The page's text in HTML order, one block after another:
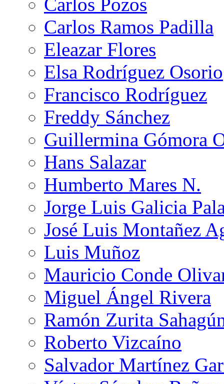
Carlos Ramos Padilla
Eleazar Flores
Elsa Rodríguez Osorio
Francisco Rodríguez
Freddy Sánchez
Guillermina Gómora
Hans Salazar
Humberto Mares N.
Jorge Luis Galicia
José Luis Montañez
Luis Muñoz
Mauricio Conde
Miguel Ángel Rivera
Ramón Zurita
Roberto Vizcaíno
Salvador Martínez